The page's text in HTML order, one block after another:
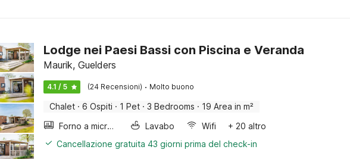
Lodge nei Paesi Bassi con Piscina e Veranda
Maurik, Guelders
4.1 / 5 (24 Recensioni) · Molto buono
Chalet · 6 Ospiti · 1 Pet · 3 Bedrooms · 19 Area in m²
Forno a microonde combinato
Lavabo Wifi
+ 20 altro
Cancellazione gratuita 43 giorni prima del check-in